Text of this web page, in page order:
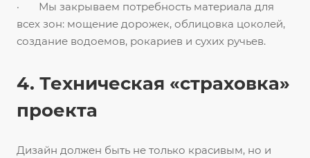
· Мы закрываем потребность материала для
всех зон: мощение дорожек, облицовка цоколей,
создание водоемов, рокариев и сухих ручьев.
4. Техническая «страховка»
проекта
Дизайн должен быть не только красивым, но и